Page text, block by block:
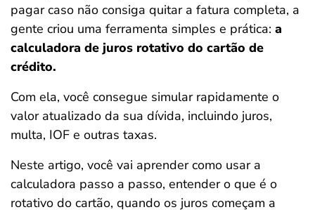
pagar caso não consiga quitar a fatura completa, a
gente criou uma ferramenta simples e prática: a
calculadora de juros rotativo do cartão de
crédito.
Com ela, você consegue simular rapidamente o
valor atualizado da sua dívida, incluindo juros,
multa, IOF e outras taxas.
Neste artigo, você vai aprender como usar a
calculadora passo a passo, entender o que é o
rotativo do cartão, quando os juros começam a